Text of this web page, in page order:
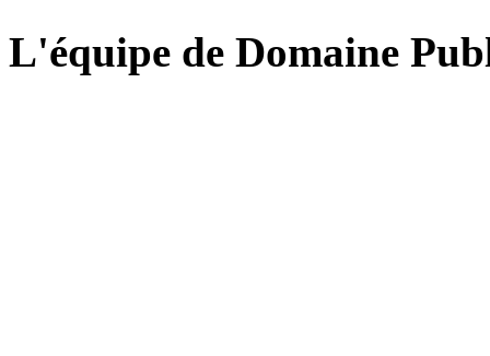
L'équipe de Domaine